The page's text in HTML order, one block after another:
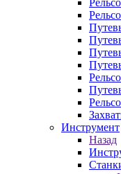
Инструмент
Назад